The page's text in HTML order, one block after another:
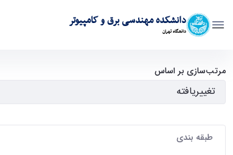
دانشکده مهندسی برق و کامپیوتر
دانشگاه تهران
آرشیو اطلاعیه ها - ece- دانشکده مهندسی برق و کامپیوتر
مرتب‌سازی بر اساس
طبقه بندی